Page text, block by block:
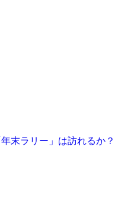
末ラリー」は訪れるか？